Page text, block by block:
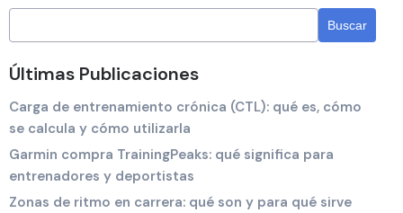
Últimas Publicaciones
Carga de entrenamiento crónica (CTL): qué es, cómo
se calcula y cómo utilizarla
Garmin compra TrainingPeaks: qué significa para
entrenadores y deportistas
Zonas de ritmo en carrera: qué son y para qué sirve